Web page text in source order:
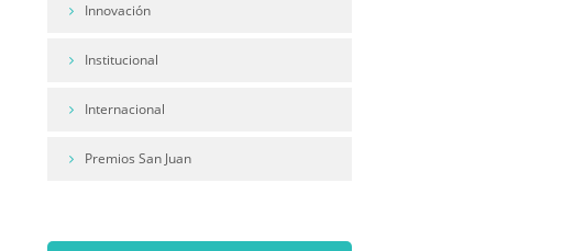
Innovación
Institucional
Internacional
Premios San Juan